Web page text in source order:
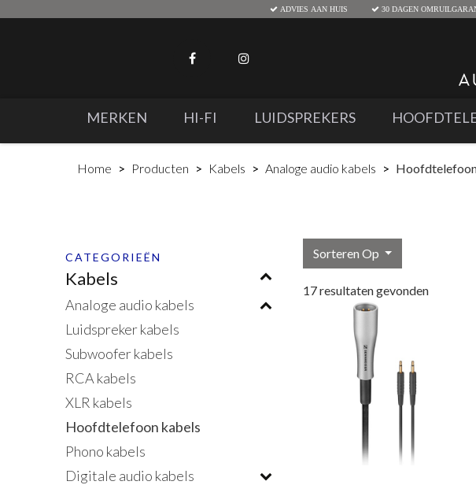
ADVIES AAN HUIS 30 DAGEN
MERKEN HI-FI LUIDSPREKERS
Home Producten Kabels Analoge audio kabels
CATEGORIEËN
Kabels
Analoge audio kabels
Luidspreker kabels
Subwoofer kabels
RCA kabels
XLR kabels
Hoofdtelefoon kabels
Phono kabels
Digitale audio kabels
Sorteren Op
17resultaten gevonden